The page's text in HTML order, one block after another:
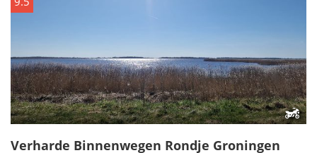
Verharde Binnenwegen Rondje Groningen